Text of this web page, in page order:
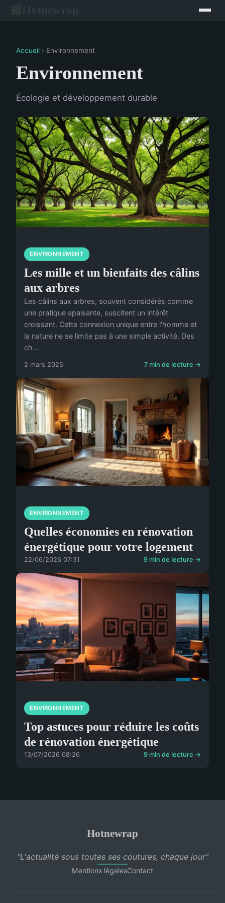
Accueil › Environnement
Environnement
Écologie et développement durable
ENVIRONNEMENT
Les mille et un bienfaits des câlins
aux arbres
Les câlins aux arbres, souvent considérés comme
une pratique apaisante, suscitent un intérêt
croissant. Cette connexion unique entre l'homme et
la nature ne se limite pas à une simple activité. Des
ch...
2 mars 2025 7 min de lecture →
ENVIRONNEMENT
Quelles économies en rénovation
énergétique pour votre logement
22/06/2026 07:31 9 min de lecture →
ENVIRONNEMENT
Top astuces pour réduire les coûts
de rénovation énergétique
13/07/2026 08:26 9 min de lecture →
Hotnewrap
“L'actualité sous toutes ses coutures, chaque jour”
Mentions légalesContact